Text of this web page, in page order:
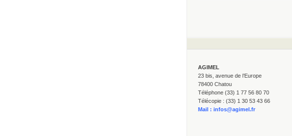
AGIMEL
23 bis, avenue de l’Europe
78400 Chatou
Téléphone (33) 1 77 56 80 70
Télécopie : (33) 1 30 53 43 66
Mail : infos@agimel.fr